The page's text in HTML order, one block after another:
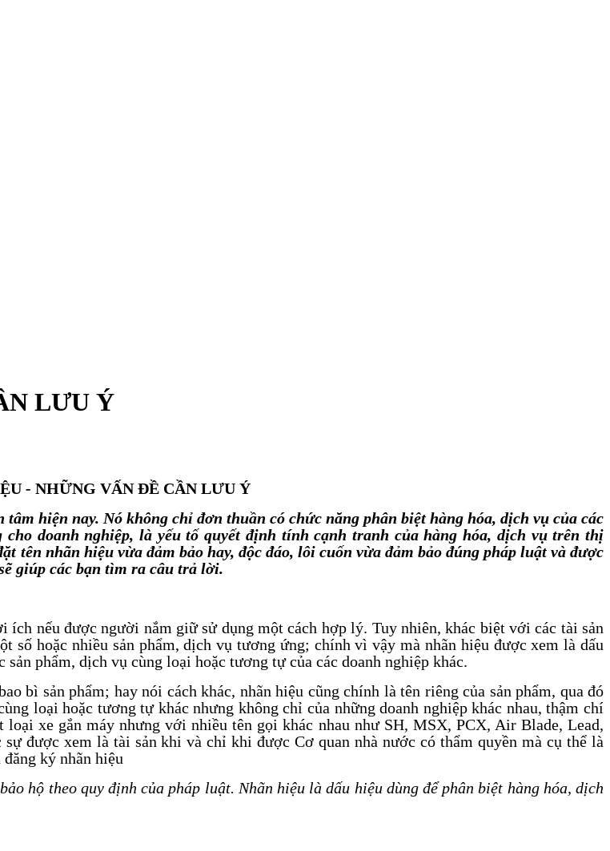
LƯU Ý
- NHỮNG VẤN ĐỀ CẦN LƯU Ý
hiện nay. Nó không chỉ đơn thuần có chức năng phân biệt hàng hóa, dịch vụ của các
doanh nghiệp, là yếu tố quyết định tính cạnh tranh của hàng hóa, dịch vụ trên thị
tên nhãn hiệu vừa đảm bảo hay, độc đáo, lôi cuốn vừa đảm bảo đúng pháp luật và được
giúp các bạn tìm ra câu trả lời.
nếu được người nắm giữ sử dụng một cách hợp lý. Tuy nhiên, khác biệt với các tài sản
hoặc nhiều sản phẩm, dịch vụ tương ứng; chính vì vậy mà nhãn hiệu được xem là dấu
phẩm, dịch vụ cùng loại hoặc tương tự của các doanh nghiệp khác.
bì sản phẩm; hay nói cách khác, nhãn hiệu cũng chính là tên riêng của sản phẩm, qua đó
loại hoặc tương tự khác nhưng không chỉ của những doanh nghiệp khác nhau, thậm chí
xe gắn máy nhưng với nhiều tên gọi khác nhau như SH, MSX, PCX, Air Blade, Lead,
được xem là tài sản khi và chỉ khi được Cơ quan nhà nước có thẩm quyền mà cụ thể là
ký nhãn hiệu
hộ theo quy định của pháp luật. Nhãn hiệu là dấu hiệu dùng để phân biệt hàng hóa, dịch